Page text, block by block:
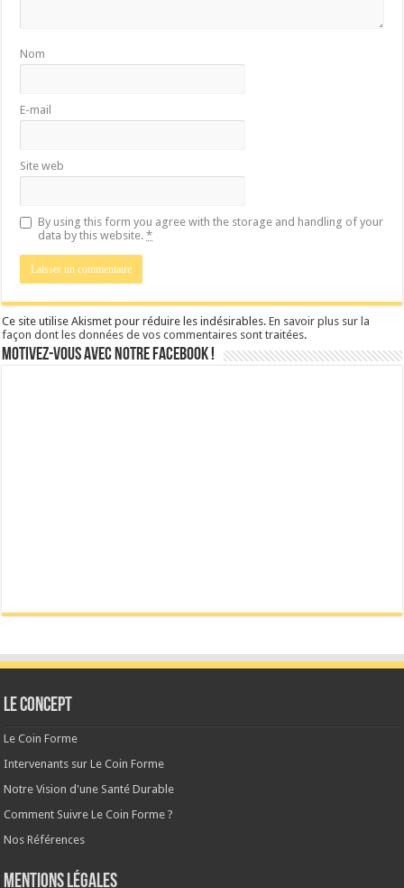
Nom
E-mail
Site web
By using this form you agree with the storage and handling of your
data by this website.*
Ce site utilise Akismet pour réduire les indésirables.En savoir plus sur la
façon dont les données de vos commentaires sont traitées.
Motivez-vous avec notre facebook !
Le CONCEPT
Le Coin Forme
Intervenants sur Le Coin Forme
Notre Vision d'une Santé Durable
Comment Suivre Le Coin Forme ?
Nos Références
MENTIONS LÉGALES